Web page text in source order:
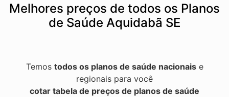
Melhores preços de todos os Planos
de Saúde Aquidabã SE
Temos todos os planos de saúde nacionaise
regionais para você
cotar tabela de preços de planos de saúde